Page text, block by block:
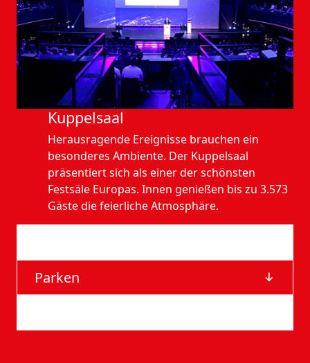
Kuppelsaal
Herausragende Ereignisse brauchen ein
besonderes Ambiente. Der Kuppelsaal
präsentiert sich als einer der schönsten
Festsäle Europas. Innen genießen bis zu 3.573
Gäste die feierliche Atmosphäre.
Parken